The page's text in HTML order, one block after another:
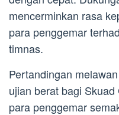
mencerminkan rasa
para penggemar
timnas.
Pertandingan
ujian berat bagi
para penggemar